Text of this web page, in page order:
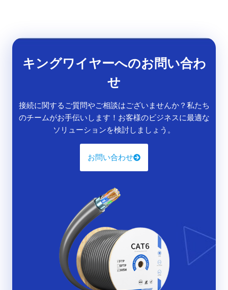
キングワイヤーへのお問い合わ
せ
接続に関するご質問やご相談はございませんか？私たち
のチームがお手伝いします！お客様のビジネスに最適な
ソリューションを検討しましょう。
お問い合わせ